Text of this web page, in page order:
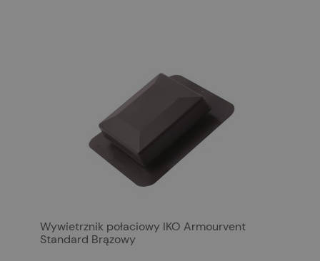
Wywietrznik połaciowy IKO Armourvent
Standard Brązowy